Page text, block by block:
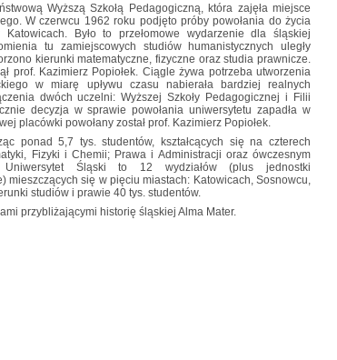
Wyższą Szkołą Pedagogiczną, która zajęła miejsce
W czerwcu 1962 roku podjęto próby powołania do życia
Było to przełomowe wydarzenie dla śląskiej
tu zamiejscowych studiów humanistycznych uległy
kierunki matematyczne, fizyczne oraz studia prawnicze.
prof. Kazimierz Popiołek. Ciągle żywa potrzeba utworzenia
w miarę upływu czasu nabierała bardziej realnych
dwóch uczelni: Wyższej Szkoły Pedagogicznej i Filii
decyzja w sprawie powołania uniwersytetu zapadła w
placówki powołany został prof. Kazimierz Popiołek.
ponad 5,7 tys. studentów, kształcących się na czterech
Fizyki i Chemii; Prawa i Administracji oraz ówczesnym
Uniwersytet Śląski to 12 wydziałów (plus jednostki
mieszczących się w pięciu miastach: Katowicach, Sosnowcu,
studiów i prawie 40 tys. studentów.
przybliżającymi historię śląskiej Alma Mater.